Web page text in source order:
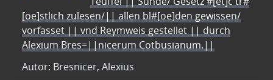
[oe]stlich zulesen/|| allen bl#[oe]den gewissen/
vorfasset || vnd Reymweis gestellet || durch
Alexium Bres=||nicerum Cotbusianum.||
Autor: Bresnicer, Alexius